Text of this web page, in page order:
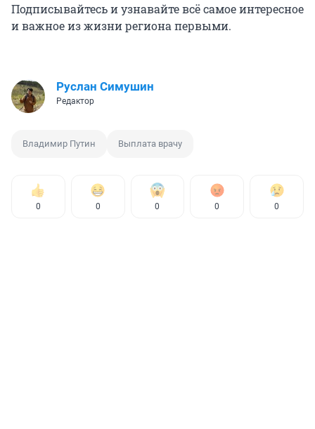
Подписывайтесь и узнавайте всё самое интересное
и важное из жизни региона первыми.
Руслан Симушин
Редактор
Владимир Путин Выплата врачу
0 0 0 0 0